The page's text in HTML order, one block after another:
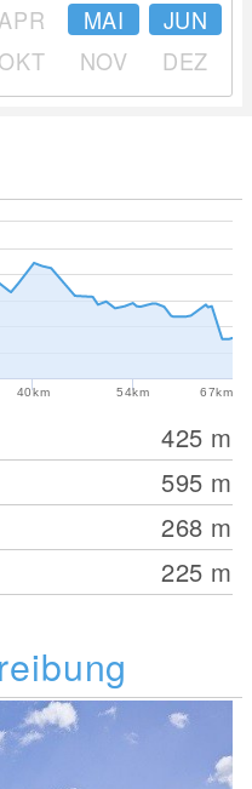
APR MAI
JUN
OKT NOV DEZ
40km 54km 67km
425 m
595 m
268 m
225 m